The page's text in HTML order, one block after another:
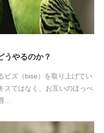
うやるのか？
ビズ（bise）を取り上げてい
スではなく、お互いのほっぺ
…